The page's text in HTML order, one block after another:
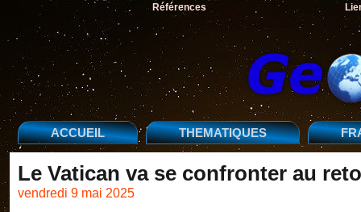
Références
ACCUEIL THEMATIQUES
Le Vatican va se confronter au
vendredi 9 mai 2025